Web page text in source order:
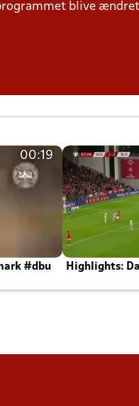
blive
00:19
#dbu
Highlights: